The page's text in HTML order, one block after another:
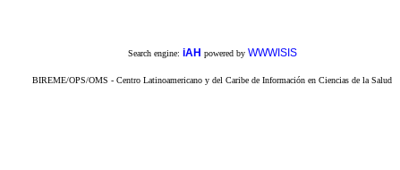
Search engine: iAH powered by WWWISIS
BIREME/OPS/OMS - Centro Latinoamericano y del Caribe de Información en Ciencias de la Salud